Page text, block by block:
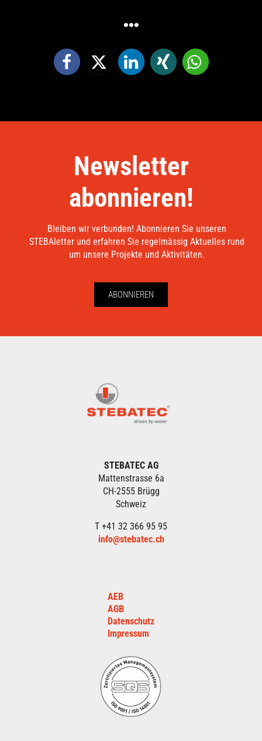
…
Newsletter
abonnieren!
Bleiben wir verbunden! Abonnieren Sie unseren
STEBAletter und erfahren Sie regelmässig Aktuelles rund
um unsere Projekte und Aktivitäten.
ABONNIEREN
STEBATEC AG
Mattenstrasse 6a
CH-2555 Brügg
Schweiz
T +41 32 366 95 95
info@stebatec.ch
AEB
AGB
Datenschutz
Impressum